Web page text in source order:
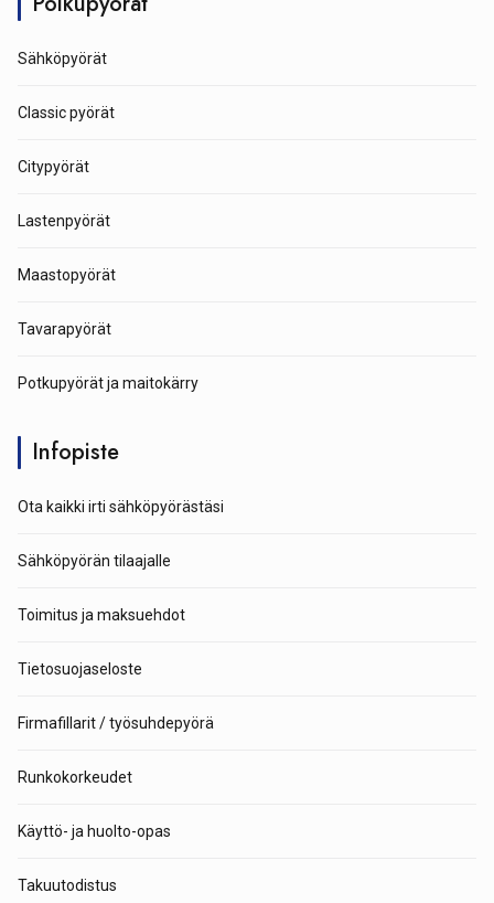
Sähköpyörät
Classic pyörät
Citypyörät
Lastenpyörät
Maastopyörät
Tavarapyörät
Potkupyörät ja maitokärry
Infopiste
Ota kaikki irti sähköpyörästäsi
Sähköpyörän tilaajalle
Toimitus ja maksuehdot
Tietosuojaseloste
Firmafillarit / työsuhdepyörä
Runkokorkeudet
Käyttö- ja huolto-opas
Takuutodistus